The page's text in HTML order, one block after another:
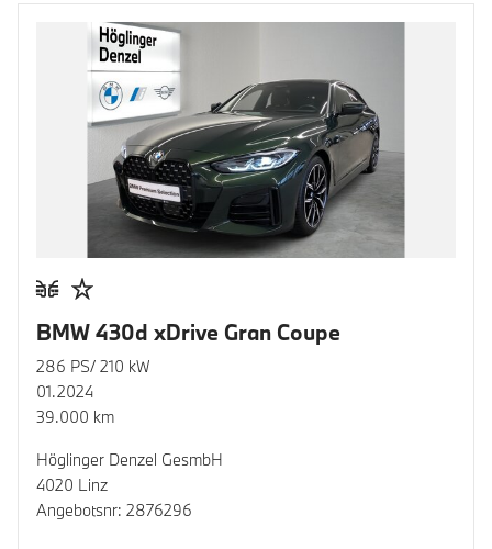
BMW 430d xDrive Gran Coupe
286 PS/ 210 kW
01.2024
39.000 km
Höglinger Denzel GesmbH
4020 Linz
Angebotsnr: 2876296